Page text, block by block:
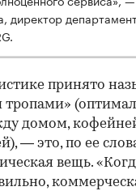
директор
принято
домом,
— это, по ее
вещь.